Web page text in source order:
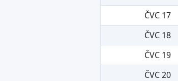
ČVC 17
ČVC 18
ČVC 19
ČVC 20